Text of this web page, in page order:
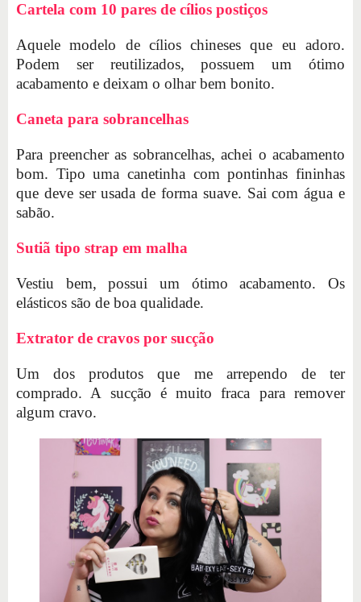
Cartela com 10 pares de cílios postiços
Aquele modelo de cílios chineses que eu adoro.
Podem ser reutilizados, possuem um ótimo
acabamento e deixam o olhar bem bonito.
Caneta para sobrancelhas
Para preencher as sobrancelhas, achei o acabamento
bom. Tipo uma canetinha com pontinhas fininhas
que deve ser usada de forma suave. Sai com água e
sabão.
Sutiã tipo strap em malha
Vestiu bem, possui um ótimo acabamento. Os
elásticos são de boa qualidade.
Extrator de cravos por sucção
Um dos produtos que me arrependo de ter
comprado. A sucção é muito fraca para remover
algum cravo.